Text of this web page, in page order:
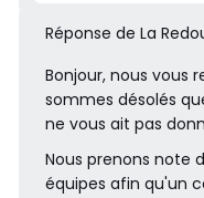
Réponse de La
Bonjour, nous vous
sommes désolés
ne vous ait pas
Nous prenons note
équipes afin qu'un